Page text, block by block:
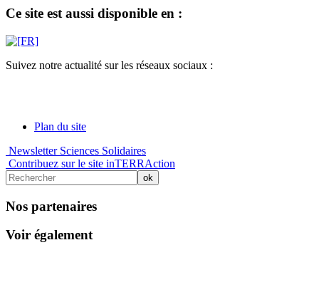
Ce site est aussi disponible en :
Suivez notre actualité sur les réseaux sociaux :
Plan du site
Newsletter Sciences Solidaires
Contribuez sur le site inTERRAction
Nos partenaires
Voir également